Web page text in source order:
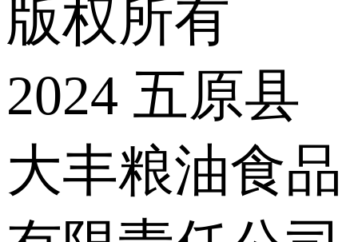
版权所有
2024 五原县
大丰粮油食品